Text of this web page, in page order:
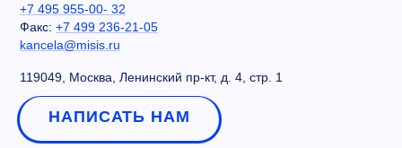
+7 495 955-00- 32
Факс: +7 499 236-21-05
kancela@misis.ru
119049, Москва, Ленинский пр-кт, д. 4, стр. 1
НАПИСАТЬ НАМ